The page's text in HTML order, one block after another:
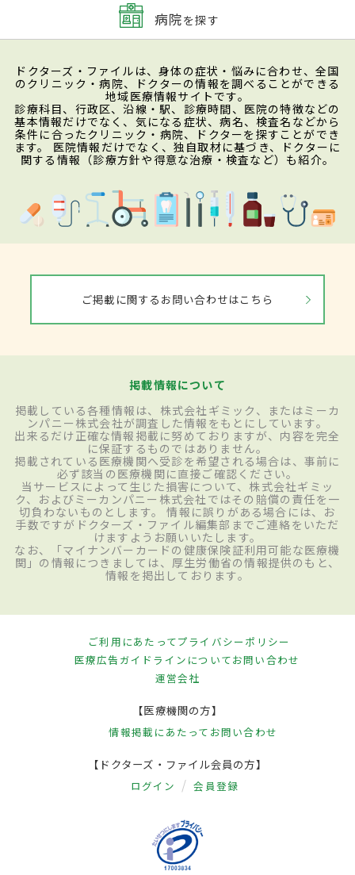
病院を探す
ドクターズ・ファイルは、身体の症状・悩みに合わせ、全国
のクリニック・病院、ドクターの情報を調べることができる
地域医療情報サイトです。
診療科目、行政区、沿線・駅、診療時間、医院の特徴などの
基本情報だけでなく、気になる症状、病名、検査名などから
条件に合ったクリニック・病院、ドクターを探すことができ
ます。 医院情報だけでなく、独自取材に基づき、ドクターに
関する情報（診療方針や得意な治療・検査など）も紹介。
ご掲載に関するお問い合わせはこちら
掲載情報について
掲載している各種情報は、株式会社ギミック、またはミーカ
ンパニー株式会社が調査した情報をもとにしています。
出来るだけ正確な情報掲載に努めておりますが、内容を完全
に保証するものではありません。
掲載されている医療機関へ受診を希望される場合は、事前に
必ず該当の医療機関に直接ご確認ください。
当サービスによって生じた損害について、株式会社ギミッ
ク、およびミーカンパニー株式会社ではその賠償の責任を一
切負わないものとします。 情報に誤りがある場合には、お
手数ですがドクターズ・ファイル編集部までご連絡をいただ
けますようお願いいたします。
なお、「マイナンバーカードの健康保険証利用可能な医療機
関」の情報につきましては、厚生労働省の情報提供のもと、
情報を掲出しております。
ご利用にあたってプライバシーポリシー
医療広告ガイドラインについてお問い合わせ
運営会社
【医療機関の方】
情報掲載にあたって お問い合わせ
【ドクターズ・ファイル会員の方】
ログイン 会員登録